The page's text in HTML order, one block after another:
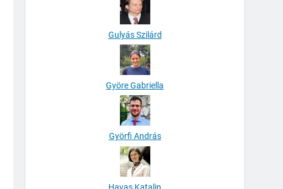
Gulyás Szilárd
Györe Gabriella
Györfi András
Havas Katalin